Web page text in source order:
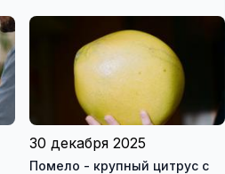
30 декабря 2025
Помело - крупный цитрус с